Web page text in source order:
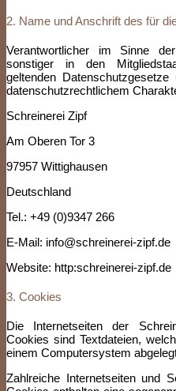
2. Name und Anschrift des für
Verantwortlicher im Sinne der
sonstiger in den
geltenden
datenschutzrechtlichem
Schreinerei Zipf
Am Oberen Tor 3
97957 Wittighausen
Deutschland
Tel.: +49 (0)9347 266
E-Mail: info@schreinerei-zipf.de
Website: http:schreinerei-zipf.de
3. Cookies
Die Internetseiten der
Cookies sind Textdateien,
einem Computersystem
Zahlreiche Internetseiten und